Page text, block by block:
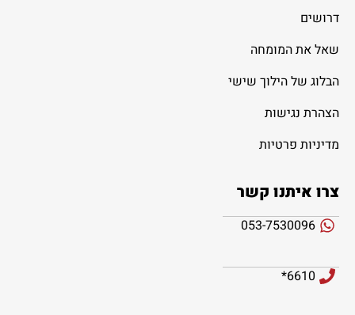
דרושים
שאל את המומחה
הבלוג של הילוך שישי
הצהרת נגישות
מדיניות פרטיות
צרו איתנו קשר
053-7530096
6610*